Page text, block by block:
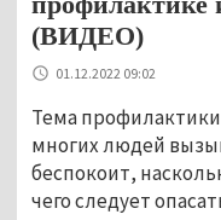
(ВИДЕО)
01.12.2022 09:02
Тема
многих людей
беспокоит,
чего следует